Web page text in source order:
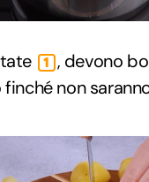
1 , devono
non